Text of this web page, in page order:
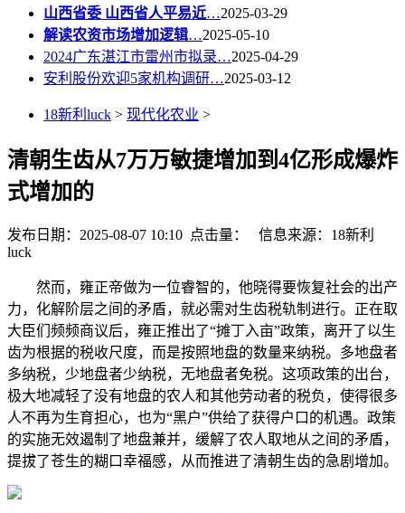
山西省委 山西省人平易近…2025-03-29
解读农资市场增加逻辑…2025-05-10
2024广东湛江市雷州市拟录…2025-04-29
安利股份欢迎5家机构调研…2025-03-12
18新利luck > 现代化农业 >
清朝生齿从7万万敏捷增加到4亿形成爆炸
式增加的
发布日期：2025-08-07 10:10 点击量：
信息来源：18新利
luck
然而，雍正帝做为一位睿智的，他晓得要恢复社会的出产
力，化解阶层之间的矛盾，就必需对生齿税轨制进行。正在取
大臣们频频商议后，雍正推出了“摊丁入亩”政策，离开了以生
齿为根据的税收尺度，而是按照地盘的数量来纳税。多地盘者
多纳税，少地盘者少纳税，无地盘者免税。这项政策的出台，
极大地减轻了没有地盘的农人和其他劳动者的税负，使得很多
人不再为生育担心，也为“黑户”供给了获得户口的机遇。政策
的实施无效遏制了地盘兼并，缓解了农人取地从之间的矛盾，
提拔了苍生的糊口幸福感，从而推进了清朝生齿的急剧增加。